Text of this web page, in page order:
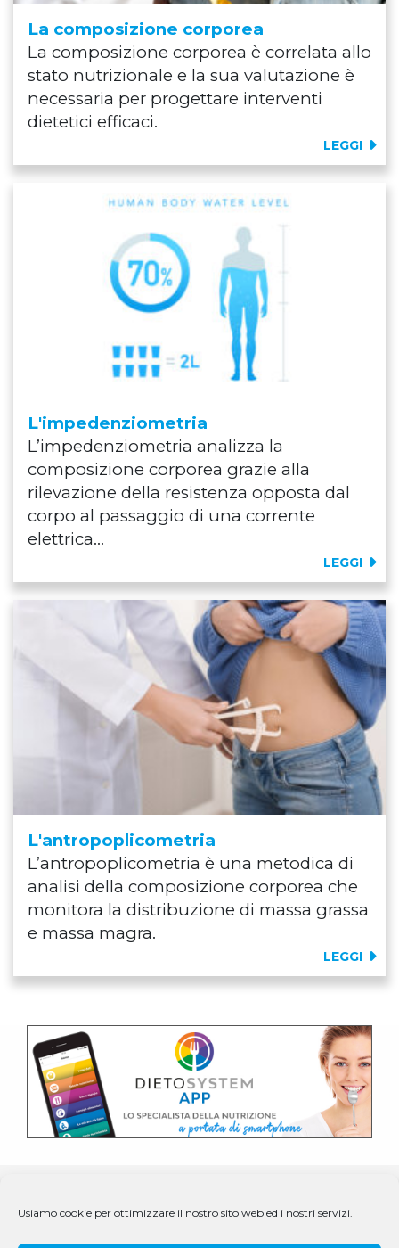
Usiamo cookie per ottimizzare il nostro sito web ed i nostri servizi.
La composizione corporea
La composizione corporea è correlata allo
stato nutrizionale e la sua valutazione è
necessaria per progettare interventi
dietetici efficaci.
LEGGI
L'impedenziometria
L’impedenziometria analizza la
composizione corporea grazie alla
rilevazione della resistenza opposta dal
corpo al passaggio di una corrente
elettrica...
LEGGI
L'antropoplicometria
L’antropoplicometria è una metodica di
analisi della composizione corporea che
monitora la distribuzione di massa grassa
e massa magra.
LEGGI